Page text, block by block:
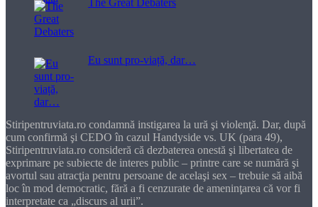
The Great Debaters
Eu sunt pro-viață, dar…
Stiripentruviata.ro condamnă instigarea la ură şi violenţă. Dar, după
cum confirmă şi CEDO în cazul Handyside vs. UK (para 49),
Stiripentruviata.ro consideră că dezbaterea onestă şi libertatea de
exprimare pe subiecte de interes public – printre care se numără şi
avortul sau atracţia pentru persoane de acelaşi sex – trebuie să aibă
loc în mod democratic, fără a fi cenzurate de ameninţarea că vor fi
interpretate ca „discurs al urii”.